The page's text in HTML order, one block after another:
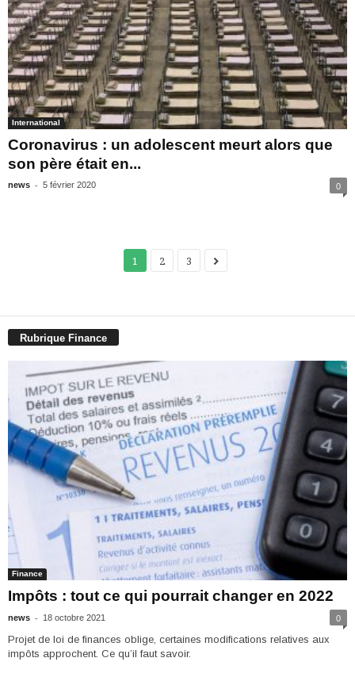
International
Coronavirus : un adolescent meurt alors que
son père était en...
news - 5 février 2020 0
1 2 3
Rubrique Finance
Finance
Impôts : tout ce qui pourrait changer en 2022
news - 18 octobre 2021 0
Projet de loi de finances oblige, certaines modifications relatives aux
impôts approchent. Ce qu’il faut savoir.